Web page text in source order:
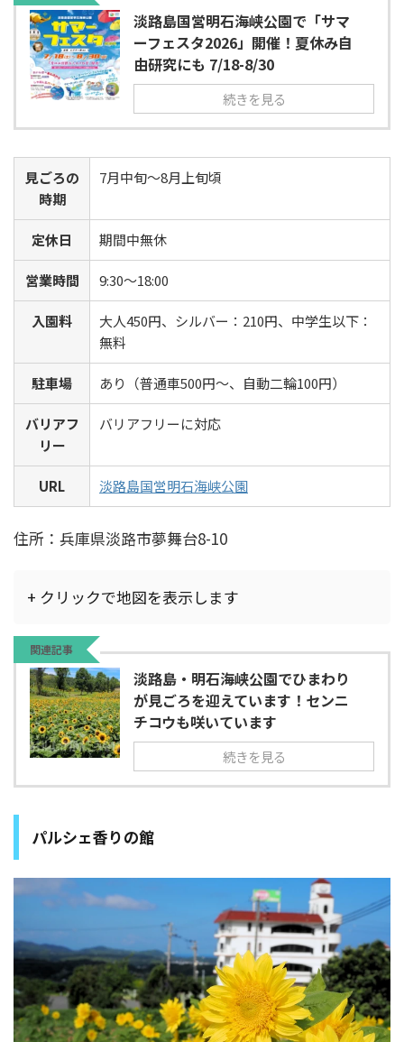
淡路島国営明石海峡公園で「サマ
ーフェスタ2026」開催！夏休み自
由研究にも 7/18-8/30
続きを見る
見ごろの
時期
7月中旬～8月上旬頃
定休日 期間中無休
営業時間 9:30～18:00
入園料
大人450円、シルバー：210円、中学生以下：
無料
駐車場 あり（普通車500円～、自動二輪100円）
バリアフ
リー
バリアフリーに対応
URL 淡路島国営明石海峡公園
住所：兵庫県淡路市夢舞台8-10
+ クリックで地図を表示します
関連記事
淡路島・明石海峡公園でひまわり
が見ごろを迎えています！センニ
チコウも咲いています
続きを見る
パルシェ香りの館